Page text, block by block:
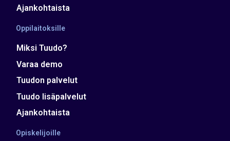
Ajankohtaista
Oppilaitoksille
Miksi Tuudo?
Varaa demo
Tuudon palvelut
Tuudo lisäpalvelut
Ajankohtaista
Opiskelijoille